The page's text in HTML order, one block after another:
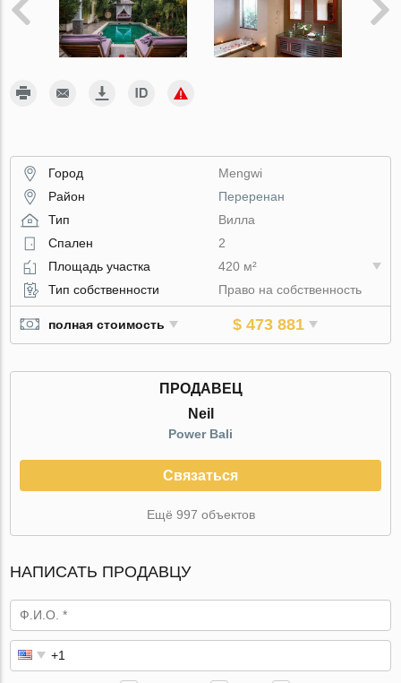
Город
Mengwi
Район
Переренан
Тип
Вилла
Спален
2
Площадь участка
420 м²
Тип собственности
Право на собственность
полная стоимость $ 473 881
ПРОДАВЕЦ
Neil
Power Bali
Связаться
Ещё 997 объектов
НАПИСАТЬ ПРОДАВЦУ